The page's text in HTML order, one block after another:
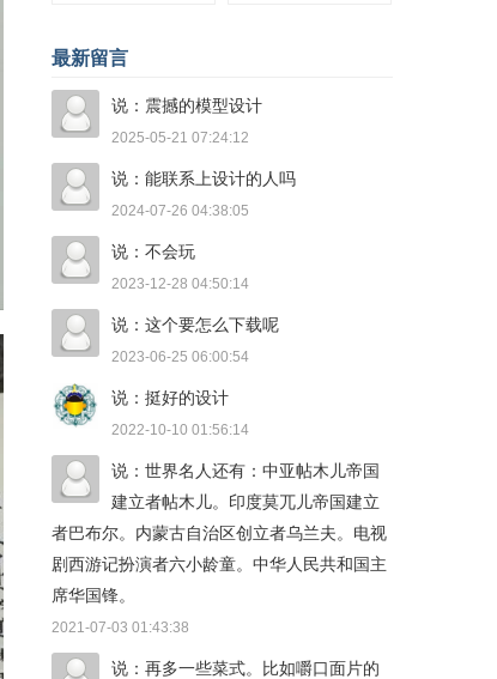
最新留言
说：震撼的模型设计
2025-05-21 07:24:12
说：能联系上设计的人吗
2024-07-26 04:38:05
说：不会玩
2023-12-28 04:50:14
说：这个要怎么下载呢
2023-06-25 06:00:54
说：挺好的设计
2022-10-10 01:56:14
说：世界名人还有：中亚帖木儿帝国
建立者帖木儿。印度莫兀儿帝国建立
者巴布尔。内蒙古自治区创立者乌兰夫。电视
剧西游记扮演者六小龄童。中华人民共和国主
席华国锋。
2021-07-03 01:43:38
说：再多一些菜式。比如嚼口面片的